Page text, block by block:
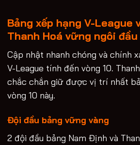
Bảng xếp hạng V-League
Thanh Hoá vững ngôi đầu
Cập nhật nhanh chóng và chính
V-League tính đến vòng 10.
chắc chắn giữ được vị trí nhất
vòng 10 này.
Đội đầu bảng vững vàng
2 đội đầu bảng Nam Định và